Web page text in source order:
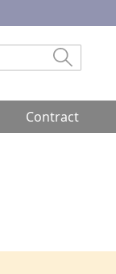
Contract